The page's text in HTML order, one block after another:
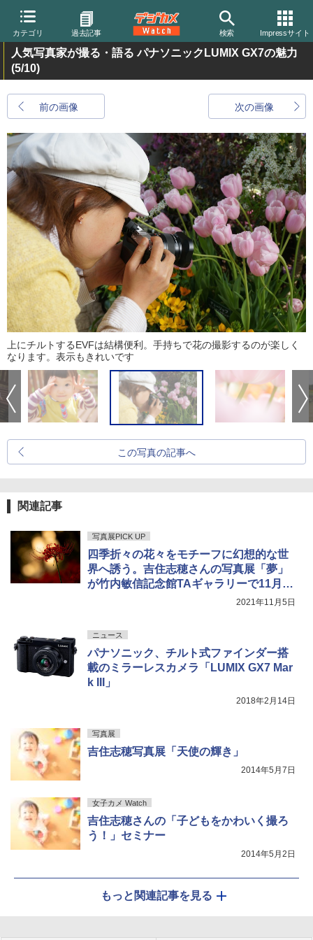
カテゴリ 過去記事 検索 Impressサイト
人気写真家が撮る・語る パナソニックLUMIX GX7の魅力
(5/10)
前の画像 次の画像
上にチルトするEVFは結構便利。手持ちで花の撮影するのが楽しく
なります。表示もきれいです
この写真の記事へ
関連記事
写真展PICK UP
四季折々の花々をモチーフに幻想的な世
界へ誘う。吉住志穂さんの写真展「夢」
が竹内敏信記念館TAギャラリーで11月22
2021年11月5日
ニュース
パナソニック、チルト式ファインダー搭
載のミラーレスカメラ「LUMIX GX7 Mar
k III」
2018年2月14日
写真展
吉住志穂写真展「天使の輝き」
2014年5月7日
女子カメ Watch
吉住志穂さんの「子どもをかわいく撮ろ
う！」セミナー
2014年5月2日
もっと関連記事を見る